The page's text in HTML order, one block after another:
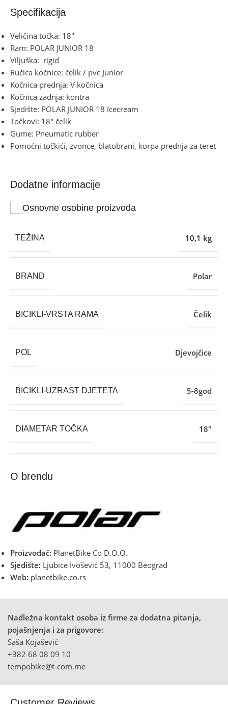
Specifikacija
Veličina točka: 18″
Ram: POLAR JUNIOR 18
Viljuška: rigid
Ručica kočnice: čelik / pvc Junior
Kočnica prednja: V kočnica
Kočnica zadnja: kontra
Sjedište: POLAR JUNIOR 18 Icecream
Točkovi: 18″ čelik
Gume: Pneumatic rubber
Pomoćni točkići, zvonce, blatobrani, korpa prednja za teret
Dodatne informacije
Osnovne osobine proizvoda
TEŽINA 10,1 kg
BRAND Polar
BICIKLI-VRSTA RAMA Čelik
POL Djevojčice
BICIKLI-UZRAST DJETETA 5-8god
DIAMETAR TOČKA 18″
O brendu
Proizvođač: PlanetBike Co D.O.O.
Sjedište: Ljubice Ivošević 53, 11000 Beograd
Web: planetbike.co.rs
Nadležna kontakt osoba iz firme za dodatna pitanja,
pojašnjenja i za prigovore:
Saša Kojašević
+382 68 08 09 10
tempobike@t-com.me